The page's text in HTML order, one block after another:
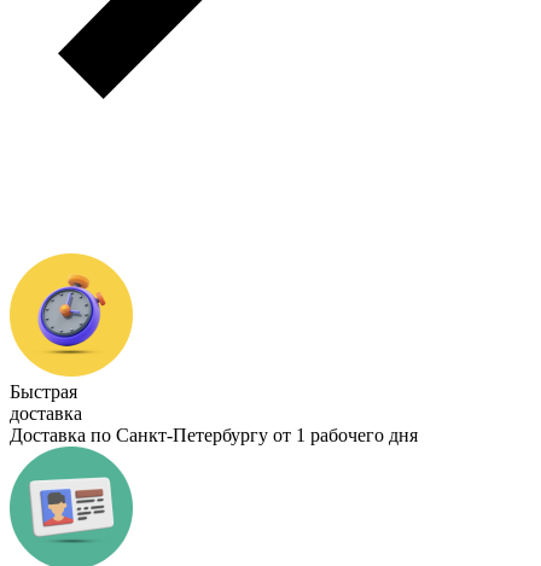
Быстрая
доставка
Доставка по Санкт-Петербургу от 1 рабочего дня